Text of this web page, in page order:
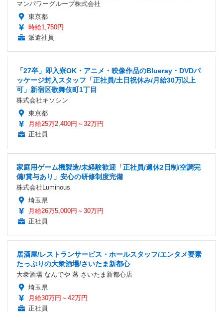
マンパワーグループ株式会社
東京都
時給1,750円
派遣社員
「27卒」即入寮OK・アニメ・映像作品のBlueray・DVDパ
ッケージ封入スタッフ「正社員/土日祝休み/月給30万以上
可」新宿区歌舞伎町1丁目
株式会社キソシン
東京都
月給25万2,400円～32万円
正社員
家庭用ゲーム機製造/未経験歓迎「正社員/週休2日制/空調完
備/賞与あり」安心の研修制度完備
株式会社Luminous
埼玉県
月給26万5,000円～30万円
正社員
居酒屋/レストランサービス・ホールスタッフ/エンタメ要素
たっぷりの大衆酒場/さいたま新都心
大衆酒場 なんでや 蒸 さいたま新都心店
埼玉県
月給30万円～42万円
正社員